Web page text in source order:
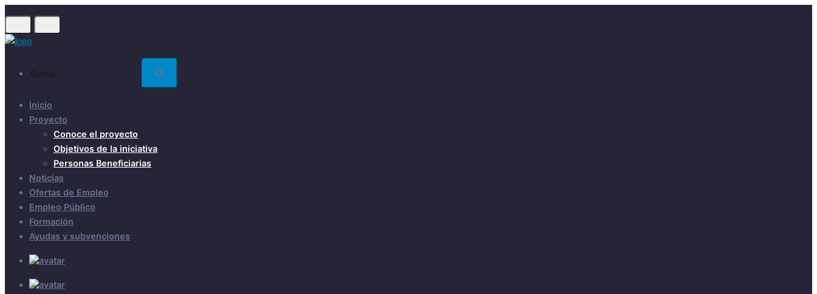
main
Inicio
Proyecto
Conoce el proyecto
Objetivos de la iniciativa
Personas Beneficiarias
Noticias
Ofertas de Empleo
Empleo Público
Formación
Ayudas y subvenciones